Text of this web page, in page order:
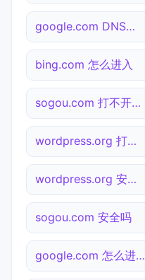
google.com DNS解析
bing.com 怎么进入
sogou.com 打不开检测
wordpress.org 打不开检测
wordpress.org 安全吗
sogou.com 安全吗
google.com 怎么进入